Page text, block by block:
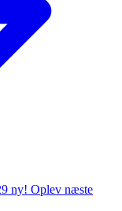
ny! Oplev næste